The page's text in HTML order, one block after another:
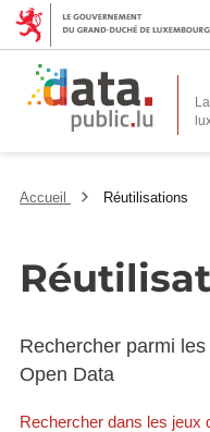
Accueil Réutilisations
Rechercher parmi
Open Data
Rechercher dans les jeux